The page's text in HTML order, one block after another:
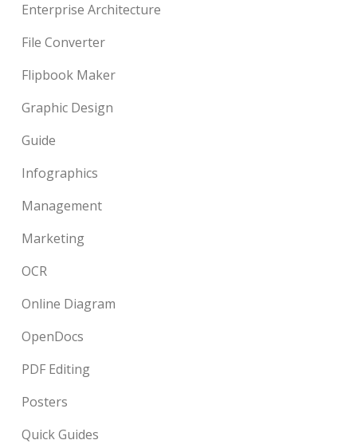
Enterprise Architecture
File Converter
Flipbook Maker
Graphic Design
Guide
Infographics
Management
Marketing
OCR
Online Diagram
OpenDocs
PDF Editing
Posters
Quick Guides